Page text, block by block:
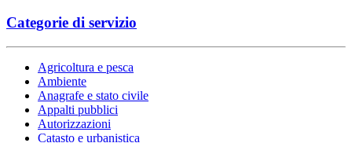
Categorie di servizio
Agricoltura e pesca
Ambiente
Anagrafe e stato civile
Appalti pubblici
Autorizzazioni
Catasto e urbanistica